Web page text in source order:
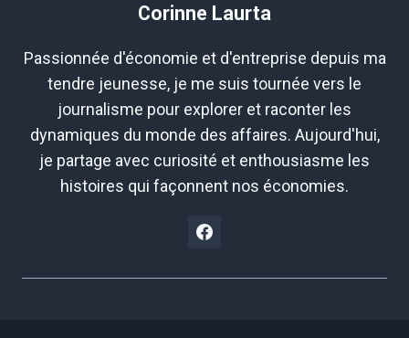
Corinne Laurta
Passionnée d'économie et d'entreprise depuis ma
tendre jeunesse, je me suis tournée vers le
journalisme pour explorer et raconter les
dynamiques du monde des affaires. Aujourd'hui,
je partage avec curiosité et enthousiasme les
histoires qui façonnent nos économies.